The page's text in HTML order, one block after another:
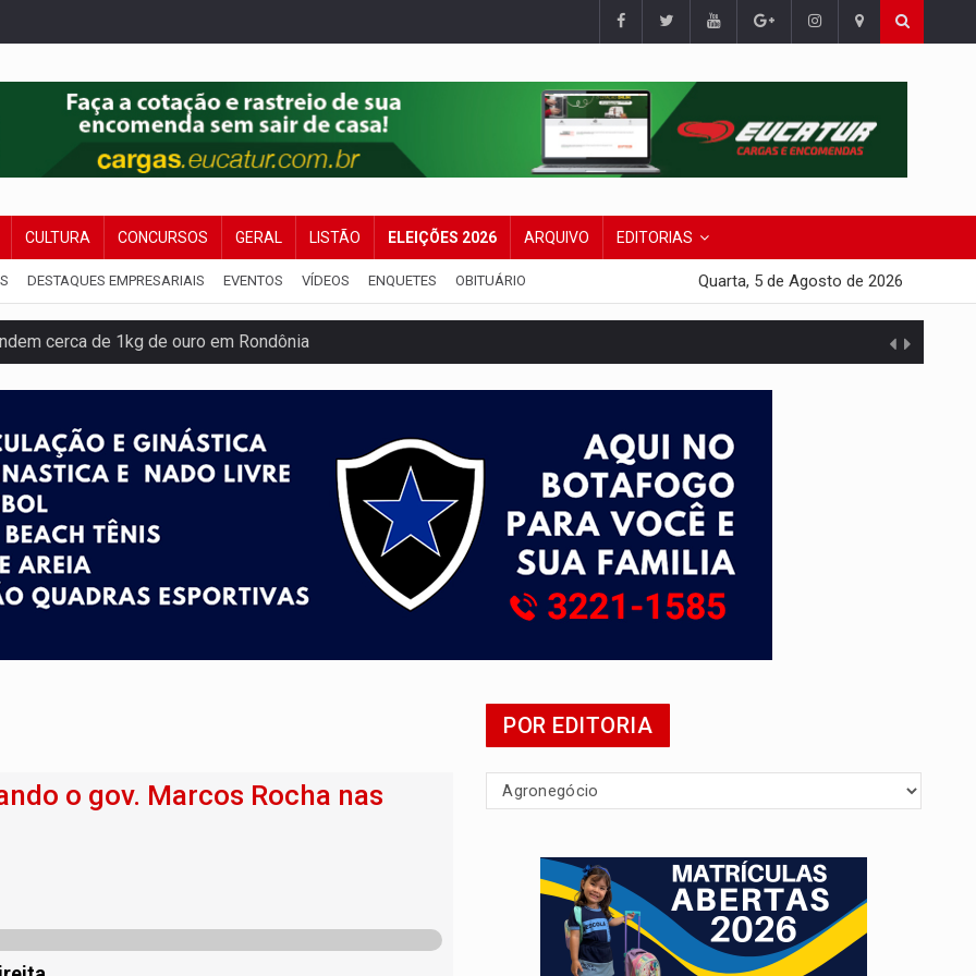
CULTURA CONCURSOS GERAL LISTÃO ELEIÇÕES 2026 ARQUIVO EDITORIAS
DESTAQUES EMPRESARIAIS EVENTOS VÍDEOS ENQUETES OBITUÁRIO Quarta, 5 de Agosto de 2026
cerca de 1kg de ouro em Rondônia
Alfredo Gaspar como vice, alvo de denúncia por estupro
lentidão no trânsito
declara carros por R$ 25 e casas por R$ 300 em RO
pessoas ficam feridas no Cohab
de MC's acontece neste sábado em PVH
após bater de frente com carreta
casal de idosos na zona Leste
o gov. Marcos Rocha nas
POR EDITORIA